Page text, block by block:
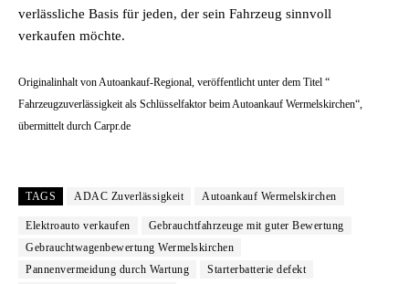
verlässliche Basis für jeden, der sein Fahrzeug sinnvoll
verkaufen möchte.
Originalinhalt von Autoankauf-Regional, veröffentlicht unter dem Titel “
Fahrzeugzuverlässigkeit als Schlüsselfaktor beim Autoankauf Wermelskirchen“,
übermittelt durch Carpr.de
TAGS ADAC Zuverlässigkeit Autoankauf Wermelskirchen
Elektroauto verkaufen
Gebrauchtfahrzeuge mit guter Bewertung
Gebrauchtwagenbewertung Wermelskirchen
Pannenvermeidung durch Wartung
Starterbatterie defekt